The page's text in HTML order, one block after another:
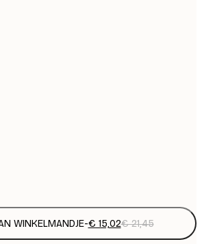
WINKELMANDJE-€ 15,02€ 21,45